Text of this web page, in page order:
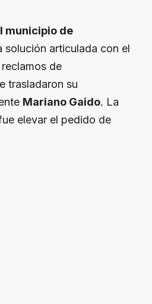
municipio de
solución articulada con el
de
trasladaron su
Mariano Gaido. La
elevar el pedido de